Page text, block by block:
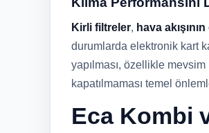
Kirli filtreler, hava
durumlarda elektronik kart
yapılması, özellikle
kapatılmaması temel
Eca Kombi